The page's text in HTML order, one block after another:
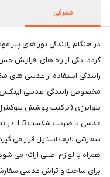
معرفی
در هنگام رانندگی نور های
گردد. یکی از راه های
رانندگی استفاده از عدسی
مخصوص رانندگی، عدسی اپتکس
بلوانرژی (ترکیب پوشش
عدسی
همراه با لوازم اصلی ارائه می